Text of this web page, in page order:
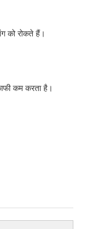
को रोकते हैं।
कम करता है।